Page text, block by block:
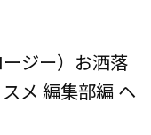
ジー）お洒落
メ 編集部編 ヘ